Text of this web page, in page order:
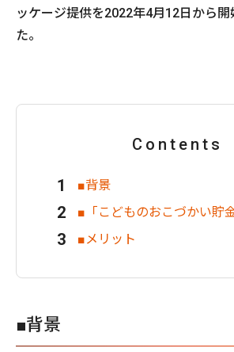
ッケージ提供を2022年4月12日から
た。
Contents
■背景
■「こどものおこづかい貯
■メリット
■背景